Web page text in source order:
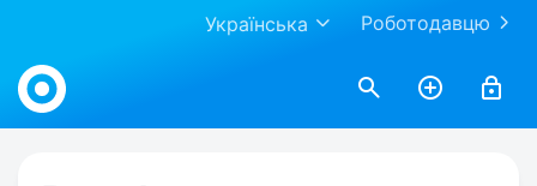
Роботодавцю
Українська
Work.ua